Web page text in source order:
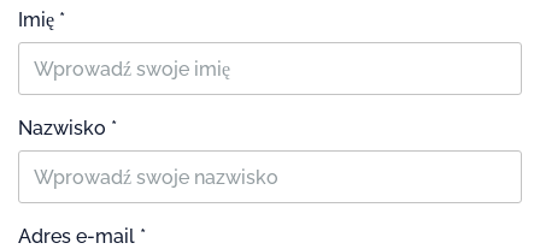
Imię *
Nazwisko *
Adres e-mail *